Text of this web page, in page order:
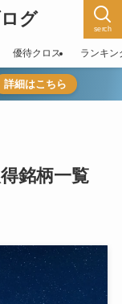
グ serch
優待クロス ランキン
詳細はこちら
銘柄一覧